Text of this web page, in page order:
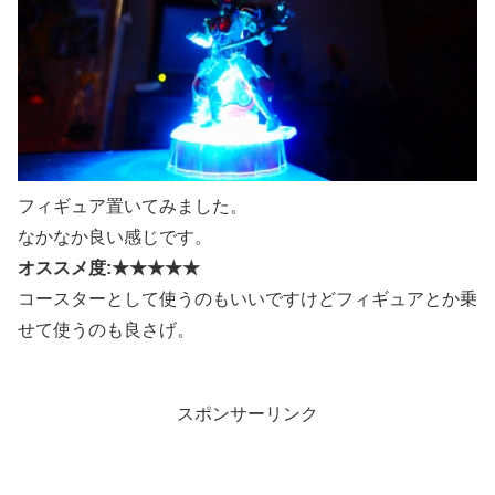
フィギュア置いてみました。
なかなか良い感じです。
オススメ度:★★★★★
コースターとして使うのもいいですけどフィギュアとか乗
せて使うのも良さげ。
スポンサーリンク